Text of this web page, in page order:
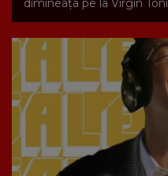
dimineața pe la Virgin